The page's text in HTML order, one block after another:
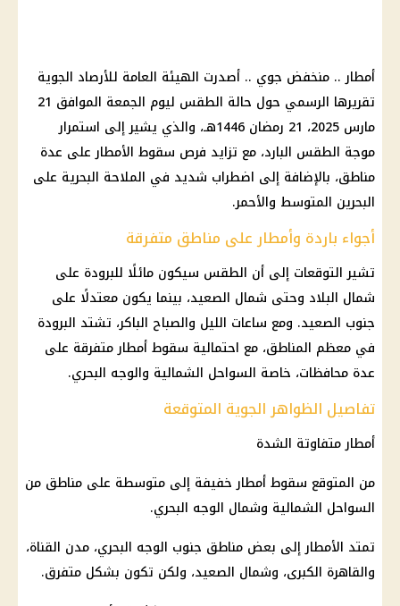
أمطار.. منخفض جوي .. أصدرت الهيئة العامة للأرصاد الجوية
تقريرها الرسمي حول حالة الطقس ليوم الجمعة الموافق 21
مارس 2025
، 21 رمضان
1446هـ، والذي يشير إلى استمرار
موجة الطقس البارد، مع تزايد فرص سقوط الأمطارعلى عدة
مناطق، بالإضافة إلى اضطراب شديد في الملاحة البحرية على
البحرين المتوسط والأحمر.
أجواء باردة وأمطار على مناطق متفرقة
تشير التوقعات إلى أن الطقس سيكون مائلًا للبرودة على
شمال البلاد وحتى شمال الصعيد، بينما يكون معتدلًا على
جنوب الصعيد. ومع ساعات الليل والصباح الباكر، تشتد البرودة
في معظم المناطق، مع احتمالية سقوط أمطارمتفرقة على
عدة محافظات، خاصة السواحل الشمالية والوجه البحري.
تفاصيل الظواهر الجوية المتوقعة
أمطارمتفاوتة الشدة
من المتوقع سقوط أمطارخفيفة إلى متوسطة على مناطق من
السواحل الشمالية وشمال الوجه البحري.
تمتد الأمطارإلى بعض مناطق جنوب الوجه البحري، مدن القناة،
والقاهرة الكبرى، وشمال الصعيد، ولكن تكون بشكل متفرق.